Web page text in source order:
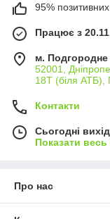
95% позитивних
Працює з
м. Подгородне
52001,
18Т (біля АТБ),
Контакти
Сьогодні
Показати
Про нас